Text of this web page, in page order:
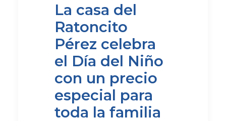
La casa del
Ratoncito
Pérez celebra
el Día del Niño
con un precio
especial para
toda la familia